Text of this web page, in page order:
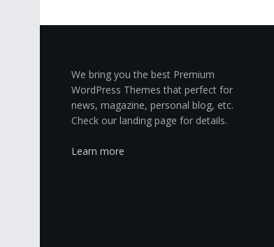
We bring you the best Premium
WordPress Themes that perfect for
news, magazine, personal blog, etc.
Check our landing page for details.
Learn more